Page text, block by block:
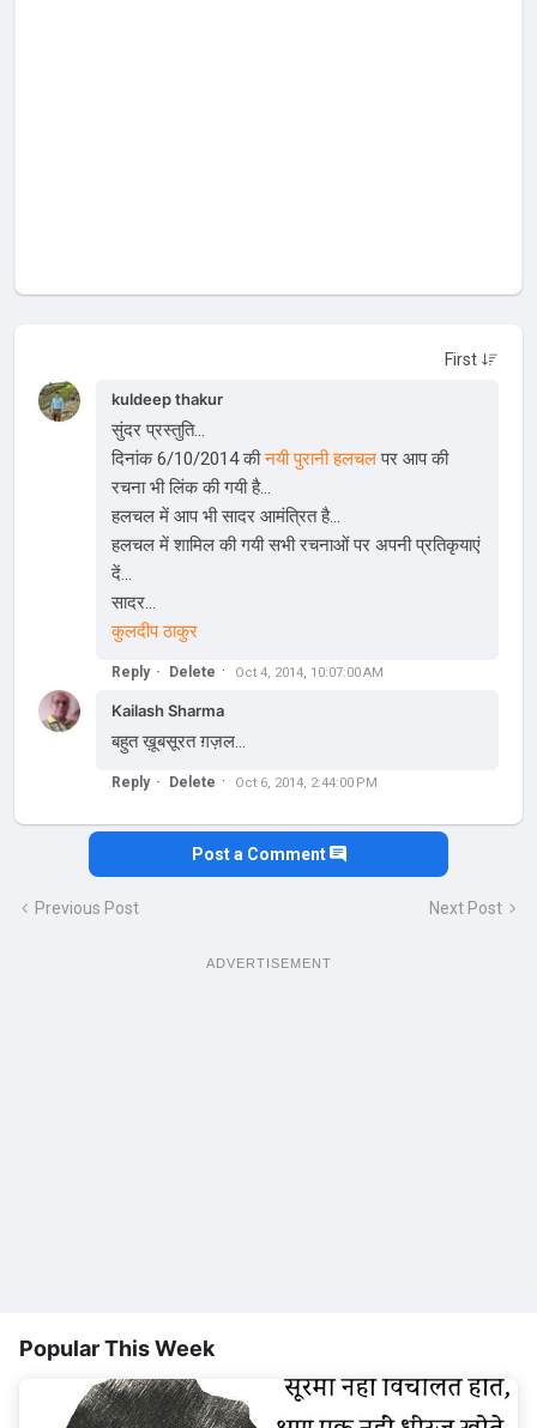
kuldeep thakur
सुंदर प्रस्तुति...
दिनांक 6/10/2014 कीनयी पुरानी हलचलपर आप की
रचना भी लिंक की गयी है...
हलचल में आप भी सादर आमंत्रित है...
हलचल में शामिल की गयी सभी रचनाओं पर अपनी प्रतिकृयाएं
दें...
सादर...
कुलदीप ठाकुर
Reply Delete Oct 4, 2014, 10:07:00 AM
Kailash Sharma
बहुत ख़ूबसूरत ग़ज़ल...
Reply Delete Oct 6, 2014, 2:44:00 PM
Post a Comment
Previous Post Next Post
ADVERTISEMENT
Popular This Week